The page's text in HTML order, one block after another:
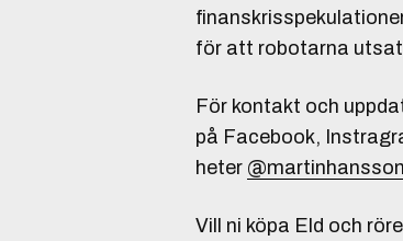
för att robotarna
För kontakt och
på Facebook,
heter
Vill ni köpa Eld och